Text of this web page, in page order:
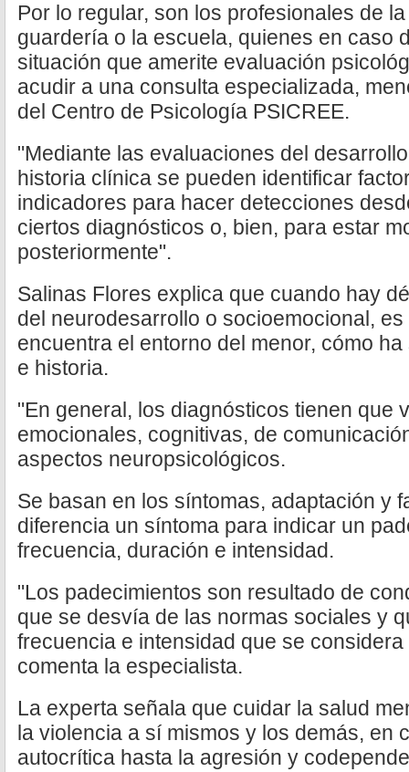
Por lo regular, son los profesionales de
guardería o la escuela, quienes en caso
situación que amerite evaluación
acudir a una consulta especializada,
del Centro de Psicología PSICREE.
"Mediante las evaluaciones del
historia clínica se pueden identificar
indicadores para hacer detecciones
ciertos diagnósticos o, bien, para estar
posteriormente".
Salinas Flores explica que cuando hay
del neurodesarrollo o socioemocional,
encuentra el entorno del menor, cómo
e historia.
"En general, los diagnósticos tienen que
emocionales, cognitivas, de
aspectos neuropsicológicos.
Se basan en los síntomas, adaptación y
diferencia un síntoma para indicar un
frecuencia, duración e intensidad.
"Los padecimientos son resultado de
que se desvía de las normas sociales y
frecuencia e intensidad que se
comenta la especialista.
La experta señala que cuidar la salud
la violencia a sí mismos y los demás, en
autocrítica hasta la agresión y